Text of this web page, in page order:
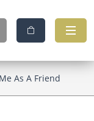
As A Friend